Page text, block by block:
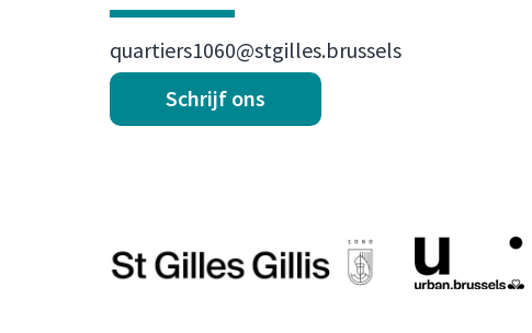
quartiers1060@stgilles.brussels
Schrijf ons